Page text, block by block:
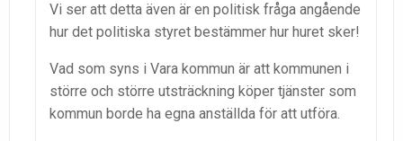
Vi ser att detta även är en politisk fråga angående
hur det politiska styret bestämmer hur huret sker!
Vad som syns i Vara kommun är att kommunen i
större och större utsträckning köper tjänster som
kommun borde ha egna anställda för att utföra.